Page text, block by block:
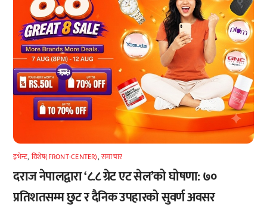
इभेन्ट, विशेष(FRONT-CENTER),समाचार
दराज नेपालद्वारा ‘८.८ ग्रेट एट सेल’को घोषणा: ७०
प्रतिशतसम्म छुट र दैनिक उपहारको सुवर्ण अवसर